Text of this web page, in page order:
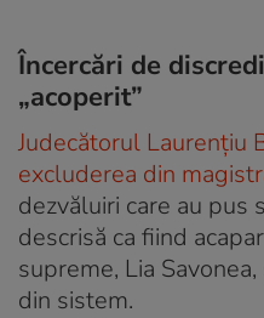
Încercări de
„acoperit”
Judecătorul Laurențiu
excluderea din
dezvăluiri care au pus
descrisă ca fiind
supreme, Lia
din sistem.